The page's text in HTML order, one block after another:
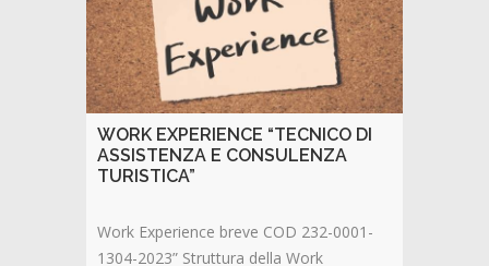
WORK EXPERIENCE “TECNICO DI
ASSISTENZA E CONSULENZA
TURISTICA”
Work Experience breve COD 232-0001-
1304-2023” Struttura della Work